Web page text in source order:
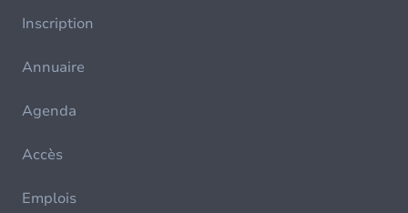
Inscription
Annuaire
Agenda
Accès
Emplois